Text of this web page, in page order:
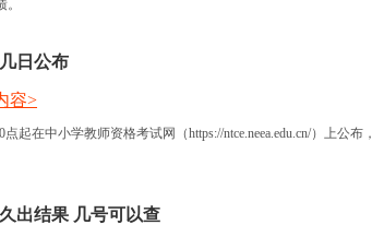
日公布
起在中小学教师资格考试网（https://ntce.neea.edu.cn/）上公布，
容>
出结果 几号可以查